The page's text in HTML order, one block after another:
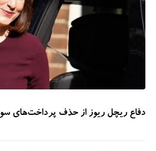
دفاع ریچل ریوز از حذف پرداخت‌های